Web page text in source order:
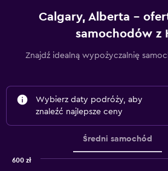
Calgary, Alberta –
samochodów z
Znajdź idealną wypożyczalnię
Wybierz daty podróży, aby
znaleźć najlepsze ceny
Średni samochód
600 zł